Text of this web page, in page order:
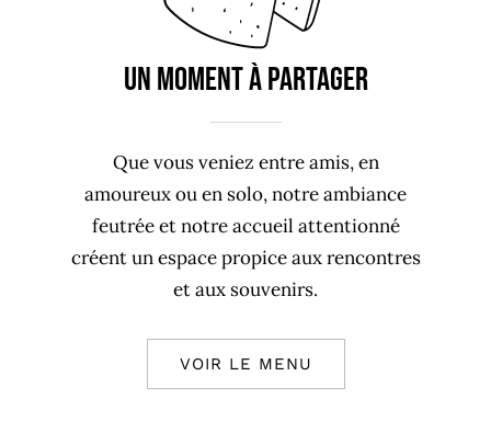
Un moment à partager
Que vous veniez entre amis, en
amoureux ou en solo, notre ambiance
feutrée et notre accueil attentionné
créent un espace propice aux rencontres
et aux souvenirs.
VOIR LE MENU